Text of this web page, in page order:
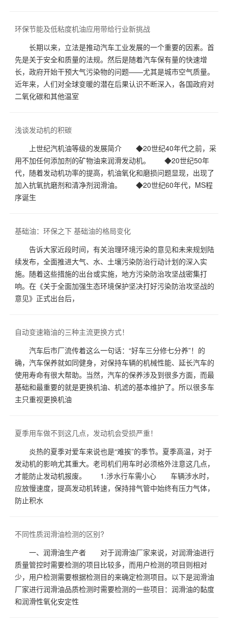
环保节能及低粘度机油应用带给行业新挑战
长期以来，立法是推动汽车工业发展的一个重要的因素。首
先是关于安全和质量的法规。然后是随着汽车保有量的快速增
长，政府开始干预大气污染物的问题——尤其是城市空气质量。
近年来，人们对全球变暖的潜在后果认识不断深入，各国政府对
二氧化碳和其他温室
浅谈发动机的积碳
上世纪汽机油等级的发展简介 ◆20世纪40年代之前，采
用不加任何添加剂的矿物油来润滑发动机。 ◆20世纪50年
代，随着发动机功率的提高，机油氧化和磨损问题显现，出现了
加入抗氧抗磨剂和清净剂润滑油。 ◆20世纪60年代，MS程
序诞生
基础油：环保之下 基础油的格局变化
告诉大家近段时间，有关治理环境污染的意见和未来规划陆
续发布，全面推进大气、水、土壤污染防治行动计划的深入实
施。随着这些措施的出台或实施，地方污染防治攻坚战密集打
响。在《关于全面加强生态环境保护坚决打好污染防治攻坚战的
意见》正式出台后，
自动变速箱油的三种主流更换方式！
汽车后市厂流传着这么一句话：“好车三分修七分养”！的
确，汽车保养就如同健身，对保持车辆的机械性能、延长汽车的
使用寿命有很大帮助。当然，汽车的保养涉及到很多方面，而最
基础和最重要的就是更换机油、机滤的基本维护了。所以很多车
主只重视更换机油
夏季用车做不到这几点，发动机会受损严重！
炎热的夏季对爱车来说也是“难挨”的季节。夏季高温，对于
发动机的影响尤其重大。老司机们用车时必须格外注意这几点，
才能防止发动机报废。 1.涉水行车需小心 车辆涉水时，
应放慢速度，提高发动机转速，保持排气管中始终有压力气体，
防止积水
不同性质润滑油检测的区别?
一、润滑油生产者 对于润滑油厂家来说，对润滑油进行
质量管控时需要检测的项目比较多，而用户检测的项目则相对
少，用户检测需要根据检测目的来确定检测项目。以下是润滑油
厂家进行润滑油品质检测时需要检测的一些项目：润滑油的黏度
和润滑性氧化安定性